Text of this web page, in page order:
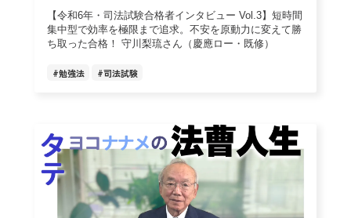
【令和6年・司法試験合格者インタビュー Vol.3】短時間
集中型で効率を極限まで追求。不安を原動力に変えて勝
ち取った合格！ 守川梨琉さん（慶應ロー・既修）
#勉強法 #司法試験